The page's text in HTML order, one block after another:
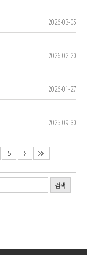
2026-03-05
2026-02-20
2026-01-27
2025-09-30
5
검색